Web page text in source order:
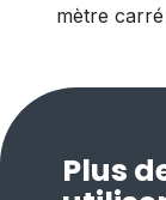
mètre
Plus